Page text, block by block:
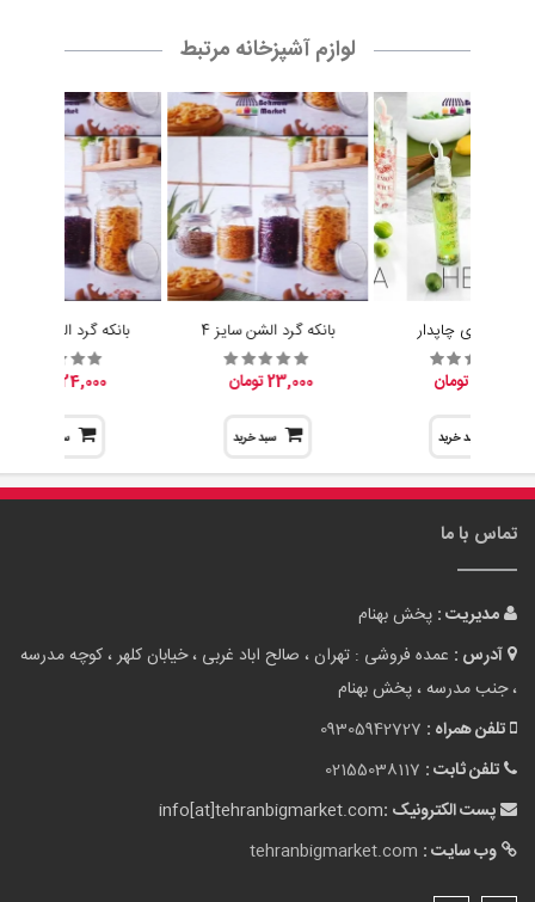
لوازم آشپزخانه مرتبط
آبلیموخوری چاپدار
سبد خرید
بانکه گرد الشن سایز 4
23,000 تومان
سبد خرید
بانکه گرد الشن سایز 3
24,000 تومان
سبد خرید
تماس با ما
مدیریت : پخش بهنام
آدرس : عمده فروشی : تهران ، صالح اباد غربی ، خیابان کلهر ، کوچه مدرسه
، جنب مدرسه ، پخش بهنام
تلفن همراه : 09305942727
تلفن ثابت : 02155038117
پست الکترونیک :info[at]tehranbigmarket.com
وب سایت : tehranbigmarket.com